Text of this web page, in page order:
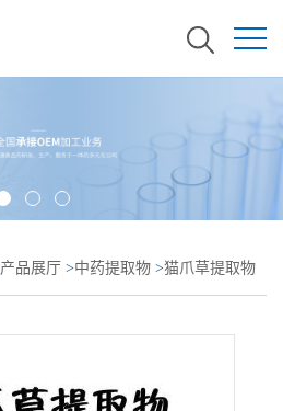
产品展厅 >中药提取物 >猫爪草提取物